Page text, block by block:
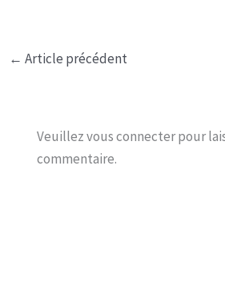
← Article précédent
Veuillez vous connecter pour
commentaire.